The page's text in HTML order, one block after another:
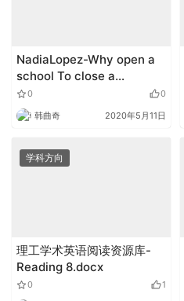
NadiaLopez-Why open a
school To close a
prison.mp4
0 0
韩曲奇 2020年5月11日
学科方向
理工学术英语阅读资源库-
Reading 8.docx
0 1